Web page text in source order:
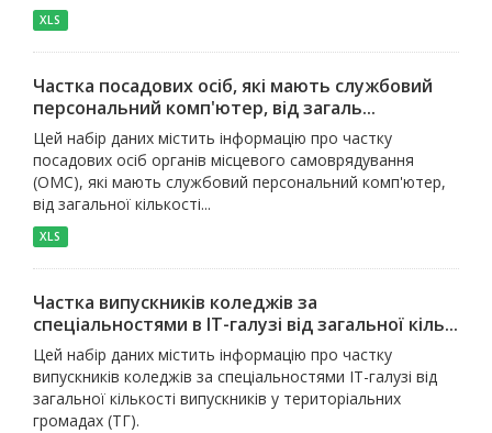
XLS
Частка посадових осіб, які мають службовий
персональний комп'ютер, від загаль...
Цей набір даних містить інформацію про частку
посадових осіб органів місцевого самоврядування
(ОМС), які мають службовий персональний комп'ютер,
від загальної кількості...
XLS
Частка випускників коледжів за
спеціальностями в ІТ-галузі від загальної кіль...
Цей набір даних містить інформацію про частку
випускників коледжів за спеціальностями ІТ-галузі від
загальної кількості випускників у територіальних
громадах (ТГ).